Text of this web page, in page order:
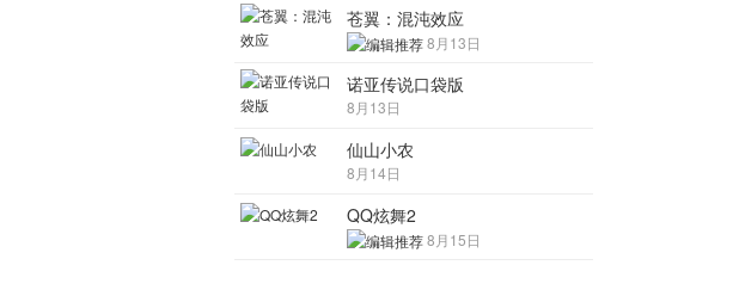
苍翼：混沌效应
8月13日
诺亚传说口袋版
8月13日
仙山小农
8月14日
QQ炫舞2
8月15日